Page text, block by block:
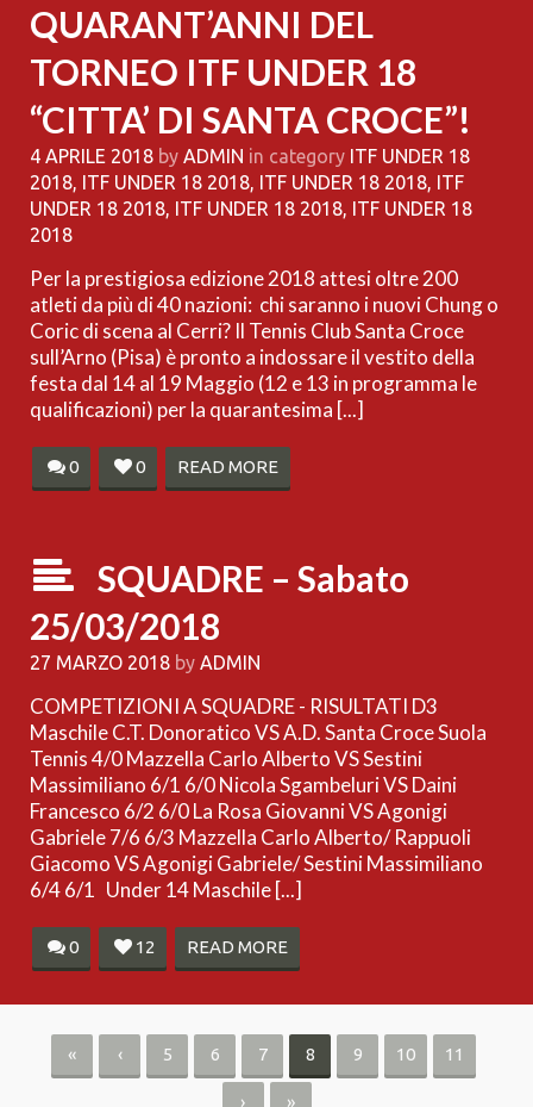
QUARANT’ANNI DEL
TORNEO ITF UNDER 18
“CITTA’ DI SANTA CROCE”!
4 APRILE 2018 by ADMIN in category ITF UNDER 18
2018 ITF UNDER 18 2018 ITF UNDER 18 2018 ITF
UNDER 18 2018 ITF UNDER 18 2018 ITF UNDER 18
2018
Per la prestigiosa edizione 2018 attesi oltre 200
atleti da più di 40 nazioni: chi saranno i nuovi Chung o
Coric di scena al Cerri? Il Tennis Club Santa Croce
sull’Arno (Pisa) è pronto a indossare il vestito della
festa dal 14 al 19 Maggio (12 e 13 in programma le
qualificazioni) per la quarantesima [...]
0 0 READ MORE
SQUADRE – Sabato
25/03/2018
27 MARZO 2018 by ADMIN
COMPETIZIONI A SQUADRE - RISULTATI D3
Maschile C.T. Donoratico VS A.D. Santa Croce Suola
Tennis 4/0 Mazzella Carlo Alberto VS Sestini
Massimiliano 6/1 6/0 Nicola Sgambeluri VS Daini
Francesco 6/2 6/0 La Rosa Giovanni VS Agonigi
Gabriele 7/6 6/3 Mazzella Carlo Alberto/ Rappuoli
Giacomo VS Agonigi Gabriele/ Sestini Massimiliano
6/4 6/1 Under 14 Maschile [...]
0 12 READ MORE
« ‹ 5 6 7 8 9 10 11
› »